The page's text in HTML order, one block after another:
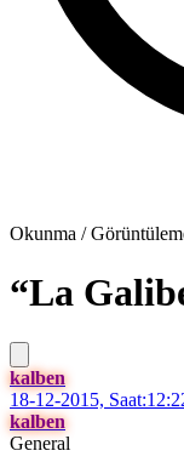
Okunma /
“La
kalben
18-12-2015,
kalben
General